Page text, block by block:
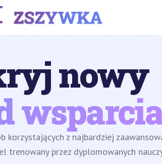
nowy
korzystających z najbardziej
trenowany przez dyplomowanych